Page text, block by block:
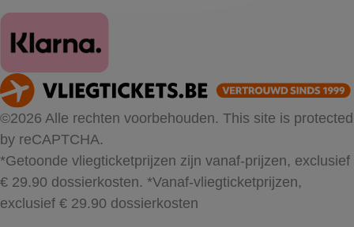
©2026 Alle rechten voorbehouden. This site is protected
by reCAPTCHA.
*Getoonde vliegticketprijzen zijn vanaf-prijzen, exclusief
€ 29.90 dossierkosten. *Vanaf-vliegticketprijzen,
exclusief € 29.90 dossierkosten